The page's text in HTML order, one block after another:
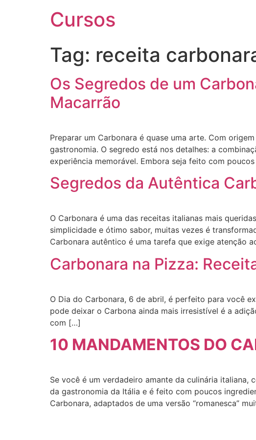
Cursos
Tag: receita
Os Segredos de um
Macarrão
Preparar um Carbonara é quase uma arte. Com
gastronomia. O segredo está nos detalhes: a
experiência memorável. Embora seja feito com
Segredos da Autêntica
O Carbonara é uma das receitas italianas mais
simplicidade e ótimo sabor, muitas vezes é
Carbonara autêntico é uma tarefa que exige atenção
Carbonara na Pizza:
O Dia do Carbonara, 6 de abril, é perfeito para você
pode deixar o Carbona ainda mais irresistível é a
com […]
10 MANDAMENTOS DO
Se você é um verdadeiro amante da culinária
da gastronomia da Itália e é feito com poucos
Carbonara, adaptados de uma versão “romanesca”